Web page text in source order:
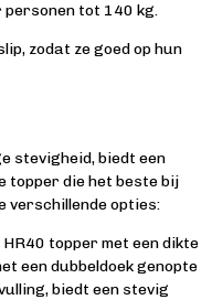
tot 140 kg.
zodat ze goed op hun
stevigheid, biedt een
topper die het beste bij
verschillende opties:
HR40 topper met een dikte
een dubbeldoek genopte
biedt een stevig